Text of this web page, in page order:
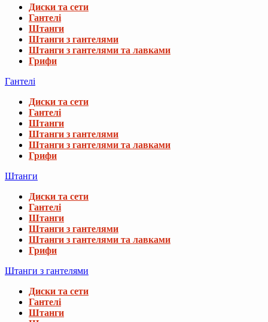
Диски та сети
Гантелі
Штанги
Штанги з гантелями
Штанги з гантелями та лавками
Грифи
Гантелі
Диски та сети
Гантелі
Штанги
Штанги з гантелями
Штанги з гантелями та лавками
Грифи
Штанги
Диски та сети
Гантелі
Штанги
Штанги з гантелями
Штанги з гантелями та лавками
Грифи
Штанги з гантелями
Диски та сети
Гантелі
Штанги